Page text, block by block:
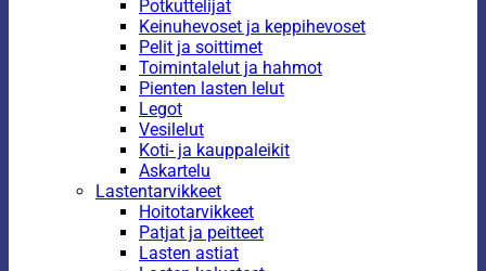
Potkuttelijat
Keinuhevoset ja keppihevoset
Pelit ja soittimet
Toimintalelut ja hahmot
Pienten lasten lelut
Legot
Vesilelut
Koti- ja kauppaleikit
Askartelu
Lastentarvikkeet
Hoitotarvikkeet
Patjat ja peitteet
Lasten astiat